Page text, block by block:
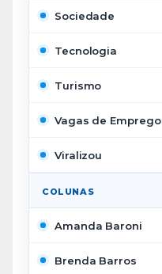
Sociedade
Tecnologia
Turismo
Vagas de Emprego
Viralizou
COLUNAS
Amanda Baroni
Brenda Barros